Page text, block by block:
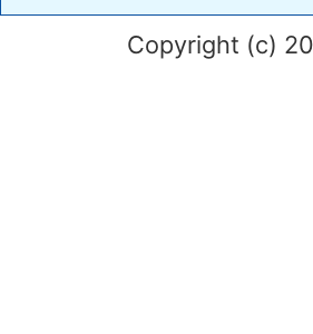
Copyright (c)